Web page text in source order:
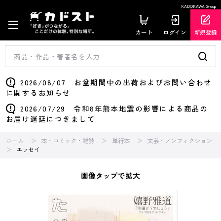
KADOKAWA Group
カート ログイン 新規登録
2026/08/07 お盆期間中の出荷およびお問い合わせ
に関するお知らせ
2026/07/29 令和8年熊本地震の影響による商品の
お届け遅延につきまして
ホーム 本・コミック・雑誌 単行本
文芸・ノンフィクション
エッセイ
画像タップで拡大